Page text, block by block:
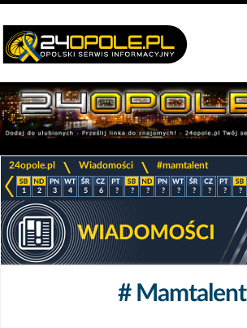
24opole.pl Wiadomości #mamtalent
1 2 3 4 5 6 ? ? ? ? ? ? ? ? ?
# Mamtalent